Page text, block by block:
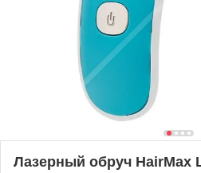
Лазерный обруч HairMax